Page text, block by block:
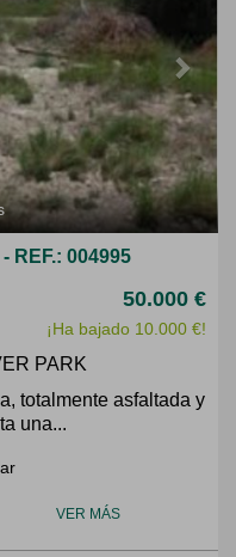
REF.: 004995
50.000 €
¡Ha bajado 10.000 €!
PARK
totalmente asfaltada y
una...
VER MÁS